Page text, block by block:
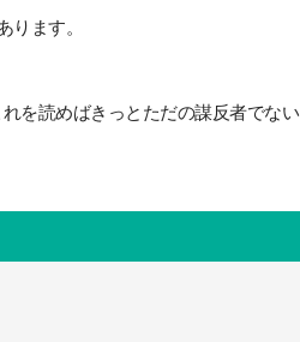
ます。
を読めばきっとただの謀反者でない